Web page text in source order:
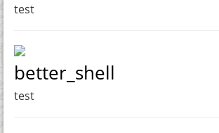
test
better_shell
test